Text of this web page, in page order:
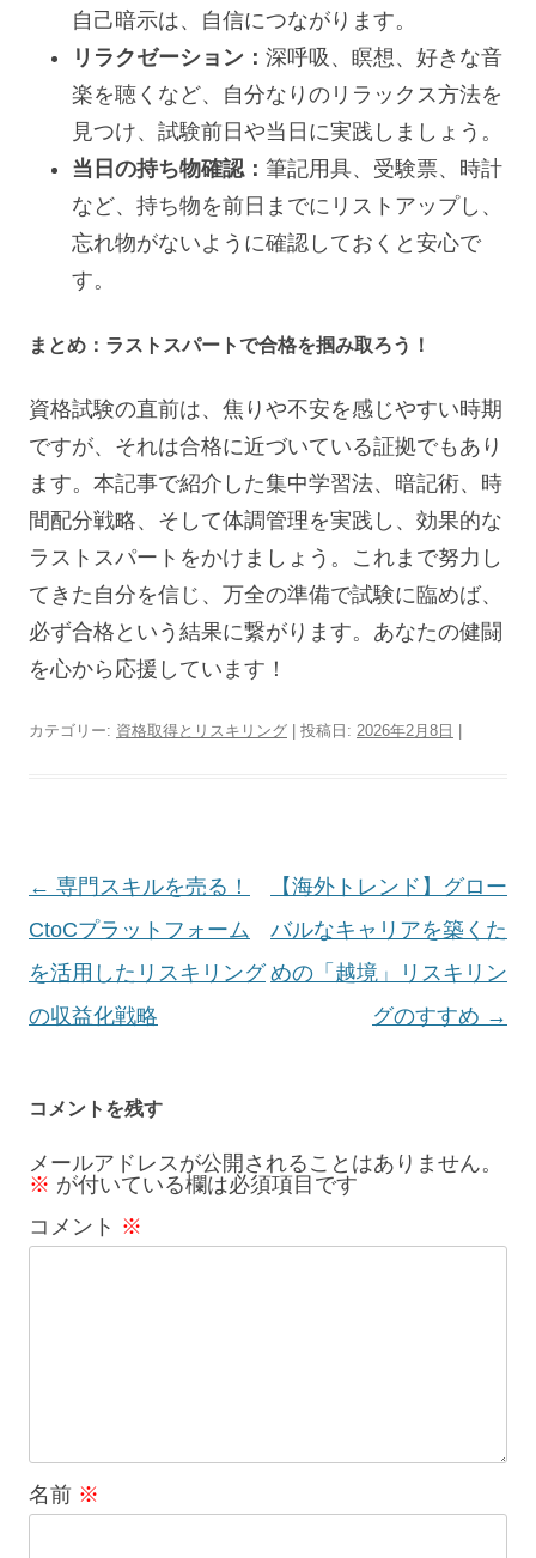
自己暗示は、自信につながります。
リラクゼーション： 深呼吸、瞑想、好きな音
楽を聴くなど、自分なりのリラックス方法を
見つけ、試験前日や当日に実践しましょう。
当日の持ち物確認： 筆記用具、受験票、時計
など、持ち物を前日までにリストアップし、
忘れ物がないように確認しておくと安心で
す。
まとめ：ラストスパートで合格を掴み取ろう！
資格試験の直前は、焦りや不安を感じやすい時期
ですが、それは合格に近づいている証拠でもあり
ます。本記事で紹介した集中学習法、暗記術、時
間配分戦略、そして体調管理を実践し、効果的な
ラストスパートをかけましょう。これまで努力し
てきた自分を信じ、万全の準備で試験に臨めば、
必ず合格という結果に繋がります。あなたの健闘
を心から応援しています！
カテゴリー: 資格取得とリスキリング | 投稿日: 2026年2月8日
投
稿
ナ
ビ
ー
ョ
ン
← 専門スキルを売る！
CtoCプラットフォーム
を活用したリスキリング
の収益化戦略
【海外トレンド】グロー
バルなキャリアを築くた
めの「越境」リスキリン
グのすすめ →
コメントを残す
メールアドレスが公開されることはありません。
※ が付いている欄は必須項目です
コメント ※
名前 ※